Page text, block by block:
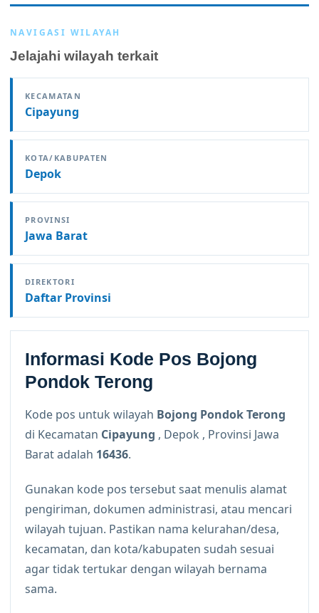
NAVIGASI WILAYAH
Jelajahi wilayah terkait
KECAMATAN
Cipayung
KOTA/KABUPATEN
Depok
PROVINSI
Jawa Barat
DIREKTORI
Daftar Provinsi
Informasi Kode Pos Bojong
Pondok Terong
Kode pos untuk wilayah Bojong Pondok Terong
di Kecamatan Cipayung , Depok , Provinsi Jawa
Barat adalah 16436.
Gunakan kode pos tersebut saat menulis alamat
pengiriman, dokumen administrasi, atau mencari
wilayah tujuan. Pastikan nama kelurahan/desa,
kecamatan, dan kota/kabupaten sudah sesuai
agar tidak tertukar dengan wilayah bernama
sama.